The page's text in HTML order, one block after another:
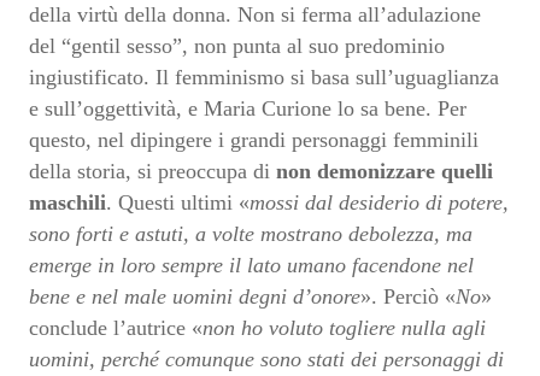
della virtù della donna. Non si ferma all’adulazione
del “gentil sesso”, non punta al suo predominio
ingiustificato. Il femminismo si basa sull’uguaglianza
e sull’oggettività, e Maria Curione lo sa bene. Per
questo, nel dipingere i grandi personaggi femminili
della storia, si preoccupa di non demonizzare quelli
maschili. Questi ultimi «mossi dal desiderio di potere,
sono forti e astuti, a volte mostrano debolezza, ma
emerge in loro sempre il lato umano facendone nel
bene e nel male uomini degni d’onore». Perciò «No»
conclude l’autrice «non ho voluto togliere nulla agli
uomini, perché comunque sono stati dei personaggi di